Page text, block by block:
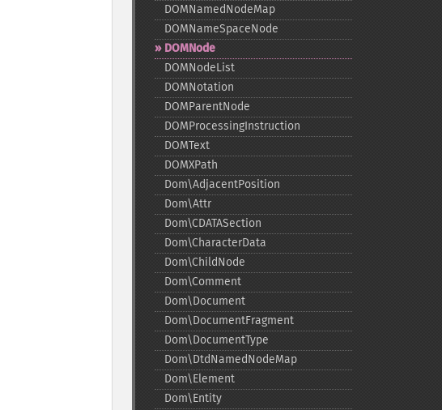
DOMNamedNodeMap
DOMNameSpaceNode
DOMNode
DOMNodeList
DOMNotation
DOMParentNode
DOMProcessingInstruction
DOMText
DOMXPath
Dom\AdjacentPosition
Dom\Attr
Dom\CDATASection
Dom\CharacterData
Dom\ChildNode
Dom\Comment
Dom\Document
Dom\DocumentFragment
Dom\DocumentType
Dom\DtdNamedNodeMap
Dom\Element
Dom\Entity